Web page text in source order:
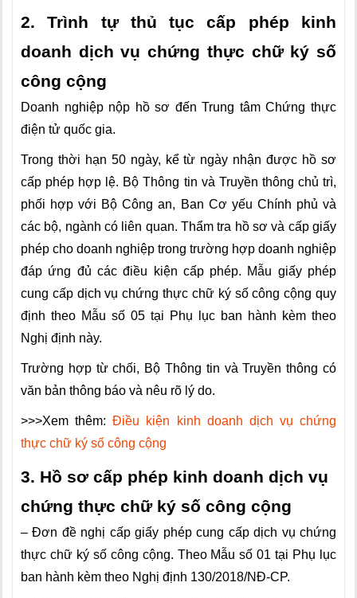
2. Trình tự thủ tục cấp phép kinh
doanh dịch vụ chứng thực chữ ký số
công cộng
Doanh nghiệp nộp hồ sơ đến Trung tâm Chứng thực
điện tử quốc gia.
Trong thời hạn 50 ngày, kể từ ngày nhận được hồ sơ
cấp phép hợp lệ. Bộ Thông tin và Truyền thông chủ trì,
phối hợp với Bộ Công an, Ban Cơ yếu Chính phủ và
các bộ, ngành có liên quan. Thẩm tra hồ sơ và cấp giấy
phép cho doanh nghiệp trong trường hợp doanh nghiệp
đáp ứng đủ các điều kiện cấp phép. Mẫu giấy phép
cung cấp dịch vụ chứng thực chữ ký số công cộng quy
định theo Mẫu số 05 tại Phụ lục ban hành kèm theo
Nghị định này.
Trường hợp từ chối, Bộ Thông tin và Truyền thông có
văn bản thông báo và nêu rõ lý do.
>>>Xem thêm:Điều kiện kinh doanh dịch vụ chứng
thực chữ ký số công cộng
3. Hồ sơ cấp phép kinh doanh dịch vụ
chứng thực chữ ký số công cộng
– Đơn đề nghị cấp giấy phép cung cấp dịch vụ chứng
thực chữ ký số công cộng. Theo Mẫu số 01 tại Phụ lục
ban hành kèm theo Nghị định 130/2018/NĐ-CP.